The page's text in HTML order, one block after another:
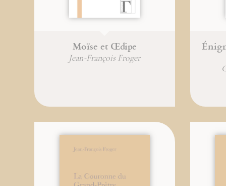
Moïse et Œdipe
Jean-François Froger